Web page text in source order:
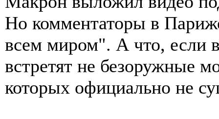
Но комментаторы в
всем миром". А что, если
встретят не безоружные
которых официально не